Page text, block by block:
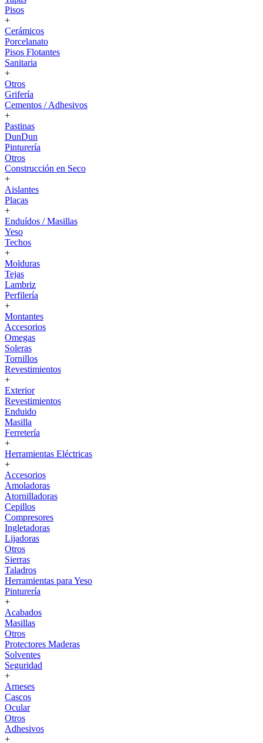
Pisos
+
Cerámicos
Porcelanato
Pisos Flotantes
Sanitaria
+
Otros
Grifería
Cementos / Adhesivos
+
Pastinas
DunDun
Pinturería
Otros
Construcción en Seco
+
Aislantes
Placas
+
Enduídos / Masillas
Yeso
Techos
+
Molduras
Tejas
Lambriz
Perfilería
+
Montantes
Accesorios
Omegas
Soleras
Tornillos
Revestimientos
+
Exterior
Revestimientos
Enduido
Masilla
Ferretería
+
Herramientas Eléctricas
+
Accesorios
Amoladoras
Atornilladoras
Cepillos
Compresores
Ingletadoras
Lijadoras
Otros
Sierras
Taladros
Herramientas para Yeso
Pinturería
+
Acabados
Masillas
Otros
Protectores Maderas
Solventes
Seguridad
+
Arneses
Cascos
Ocular
Otros
Adhesivos
+